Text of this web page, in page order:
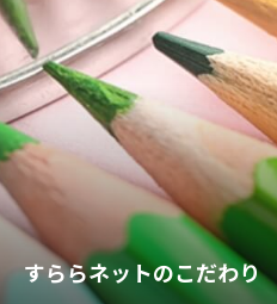
すららネットのこだわり